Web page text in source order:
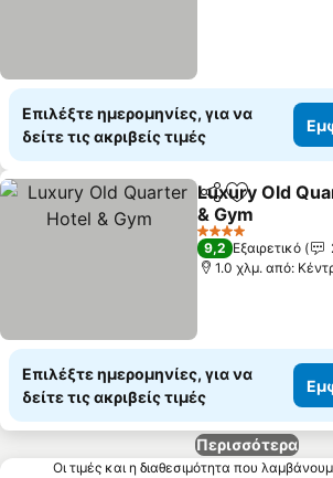
Επιλέξτε ημερομηνίες, για να
δείτε τις ακριβείς τιμές
Κοινοποίηση
Προσθήκη
Luxury Old
& Gym
4 Αστέρια
9,2 Εξαιρετικό
1.0 χλμ. από:
Επιλέξτε ημερομηνίες, για να
δείτε τις ακριβείς τιμές
Περισσότερα
Οι τιμές και η διαθεσιμότητα που